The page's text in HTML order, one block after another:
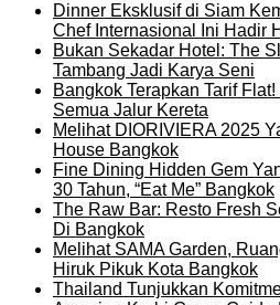
Dinner Eksklusif di Siam
Chef Internasional Ini Hadir
Bukan Sekadar Hotel: The
Tambang Jadi Karya Seni
Bangkok Terapkan Tarif
Semua Jalur Kereta
Melihat DIORIVIERA 2025
House Bangkok
Fine Dining Hidden Gem
30 Tahun, “Eat Me” Bangkok
The Raw Bar: Resto Fresh
Di Bangkok
Melihat SAMA Garden,
Hiruk Pikuk Kota Bangkok
Thailand Tunjukkan